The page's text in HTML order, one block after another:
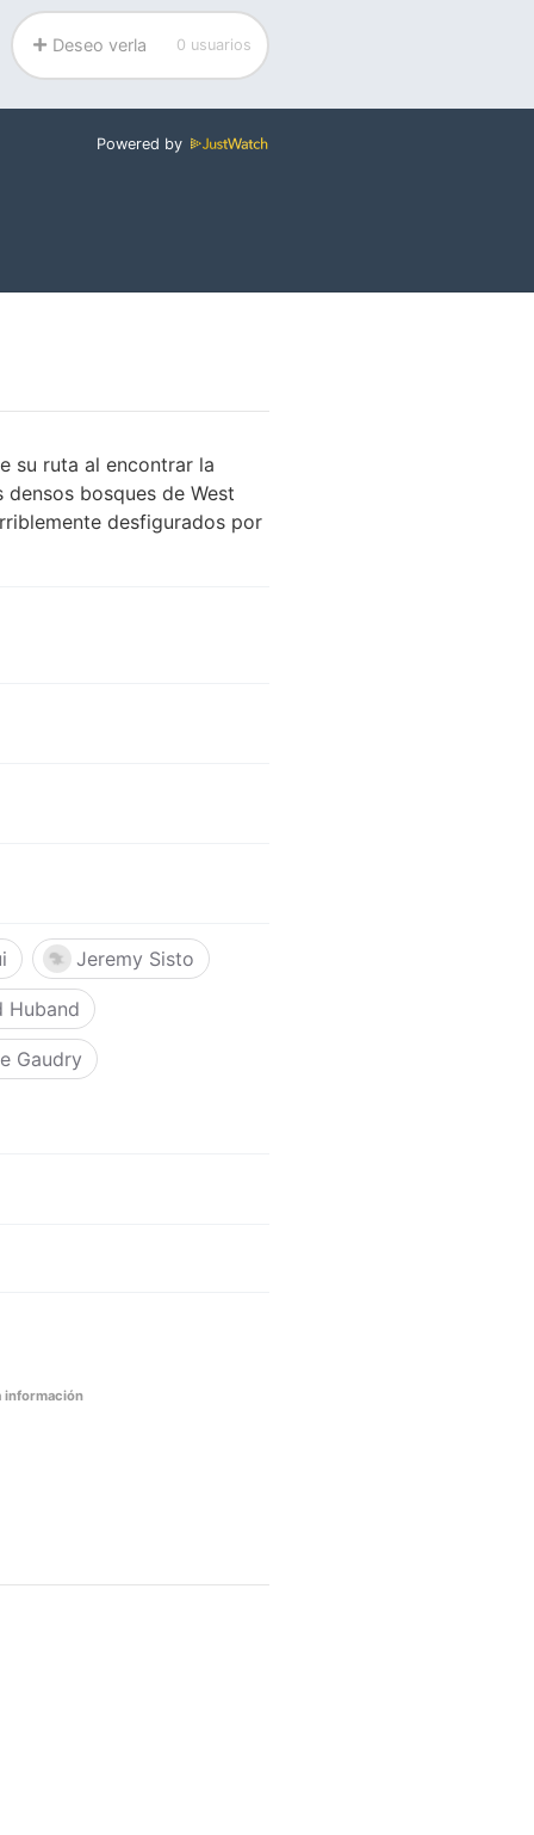
Deseo verla 0 usuarios
Powered by
su ruta al encontrar la
bosques de West
desfigurados por
Jeremy Sisto
Huband
Gaudry
información